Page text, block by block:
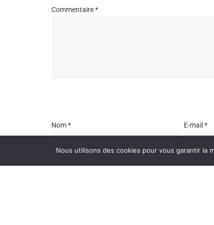
Commentaire*
Nom* E-mail*
Nous utilisons des cookies pour vous garantir la